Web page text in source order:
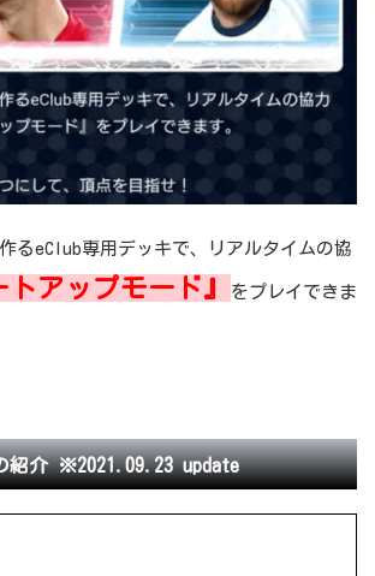
るeClub専用デッキで、リアルタイムの協
トアップモード』 をプレイできま
紹介 ※2021.09.23 update